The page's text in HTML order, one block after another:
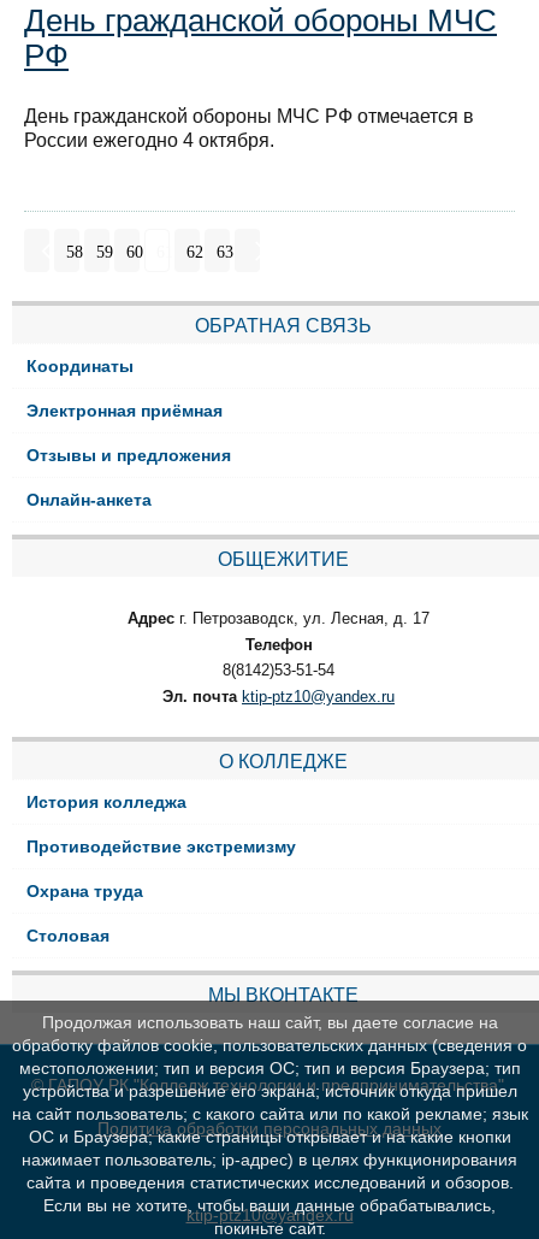
День гражданской обороны МЧС
РФ
День гражданской обороны МЧС РФ отмечается в
России ежегодно 4 октября.
58 59 60 62 63
ОБРАТНАЯ СВЯЗЬ
Координаты
Электронная приёмная
Отзывы и предложения
Онлайн-анкета
ОБЩЕЖИТИЕ
Адрес г. Петрозаводск, ул. Лесная, д. 17
Телефон
8(8142)53-51-54
Эл. почта ktip-ptz10@yandex.ru
О КОЛЛЕДЖЕ
История колледжа
Противодействие экстремизму
Охрана труда
Столовая
МЫ ВКОНТАКТЕ
© ГАПОУ РК "Колледж технологии и предпринимательства"
Политика обработки персональных данных
ktip-ptz10@yandex.ru
Продолжая использовать наш сайт, вы даете согласие на
обработку файлов cookie, пользовательских данных (сведения о
местоположении; тип и версия ОС; тип и версия Браузера; тип
устройства и разрешение его экрана; источник откуда пришел
на сайт пользователь; с какого сайта или по какой рекламе; язык
ОС и Браузера; какие страницы открывает и на какие кнопки
нажимает пользователь; ip-адрес) в целях функционирования
сайта и проведения статистических исследований и обзоров.
Если вы не хотите, чтобы ваши данные обрабатывались,
покиньте сайт.